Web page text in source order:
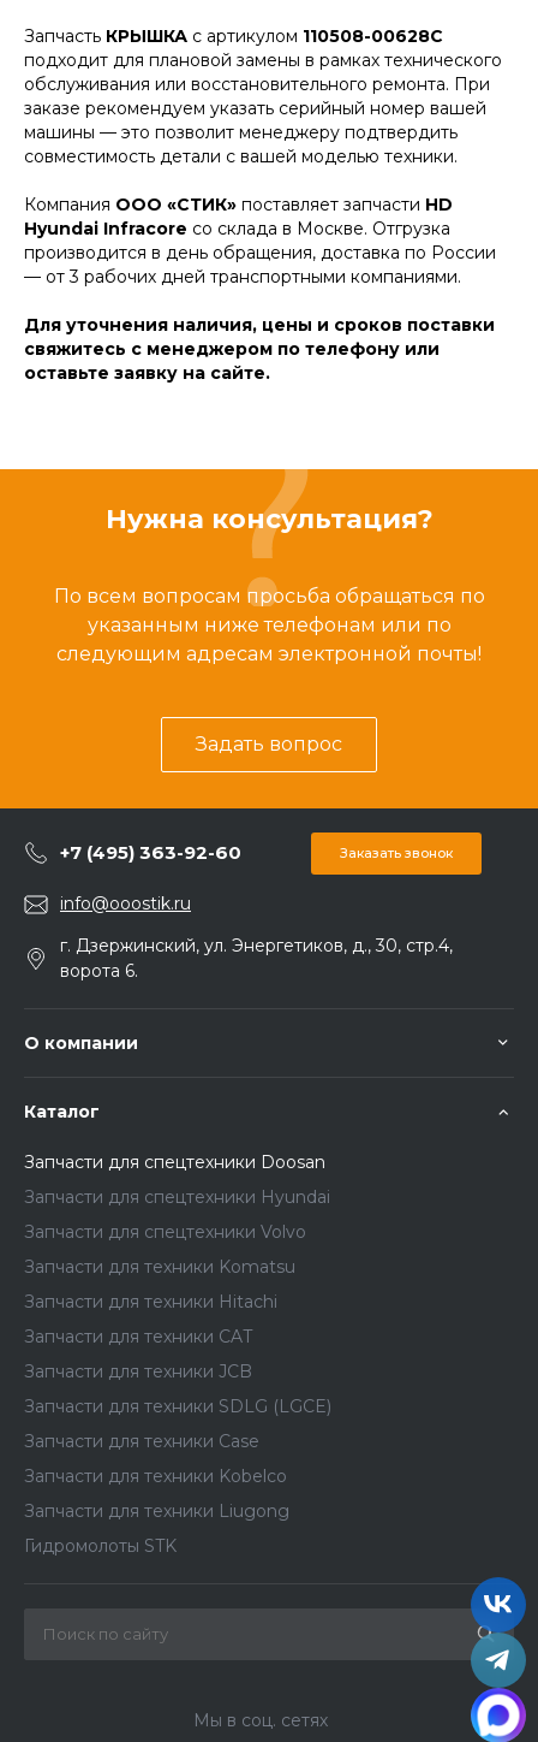
Запчасть КРЫШКА с артикулом 110508-00628C
подходит для плановой замены в рамках технического
обслуживания или восстановительного ремонта. При
заказе рекомендуем указать серийный номер вашей
машины — это позволит менеджеру подтвердить
совместимость детали с вашей моделью техники.
Компания ООО «СТИК» поставляет запчасти HD
Hyundai Infracore со склада в Москве. Отгрузка
производится в день обращения, доставка по России
— от 3 рабочих дней транспортными компаниями.
Для уточнения наличия, цены и сроков поставки
свяжитесь с менеджером по телефону или
оставьте заявку на сайте.
Нужна консультация?
По всем вопросам просьба обращаться по
указанным ниже телефонам или по
следующим адресам электронной почты!
Задать вопрос
+7 (495) 363-92-60 Заказать звонок
info@ooostik.ru
г. Дзержинский, ул. Энергетиков, д., 30, стр.4,
ворота 6.
О компании
Каталог
Запчасти для спецтехники Doosan
Запчасти для спецтехники Hyundai
Запчасти для спецтехники Volvo
Запчасти для техники Komatsu
Запчасти для техники Hitachi
Запчасти для техники CAT
Запчасти для техники JCB
Запчасти для техники SDLG (LGCE)
Запчасти для техники Case
Запчасти для техники Kobelco
Запчасти для техники Liugong
Гидромолоты STK
Мы в соц. сетях